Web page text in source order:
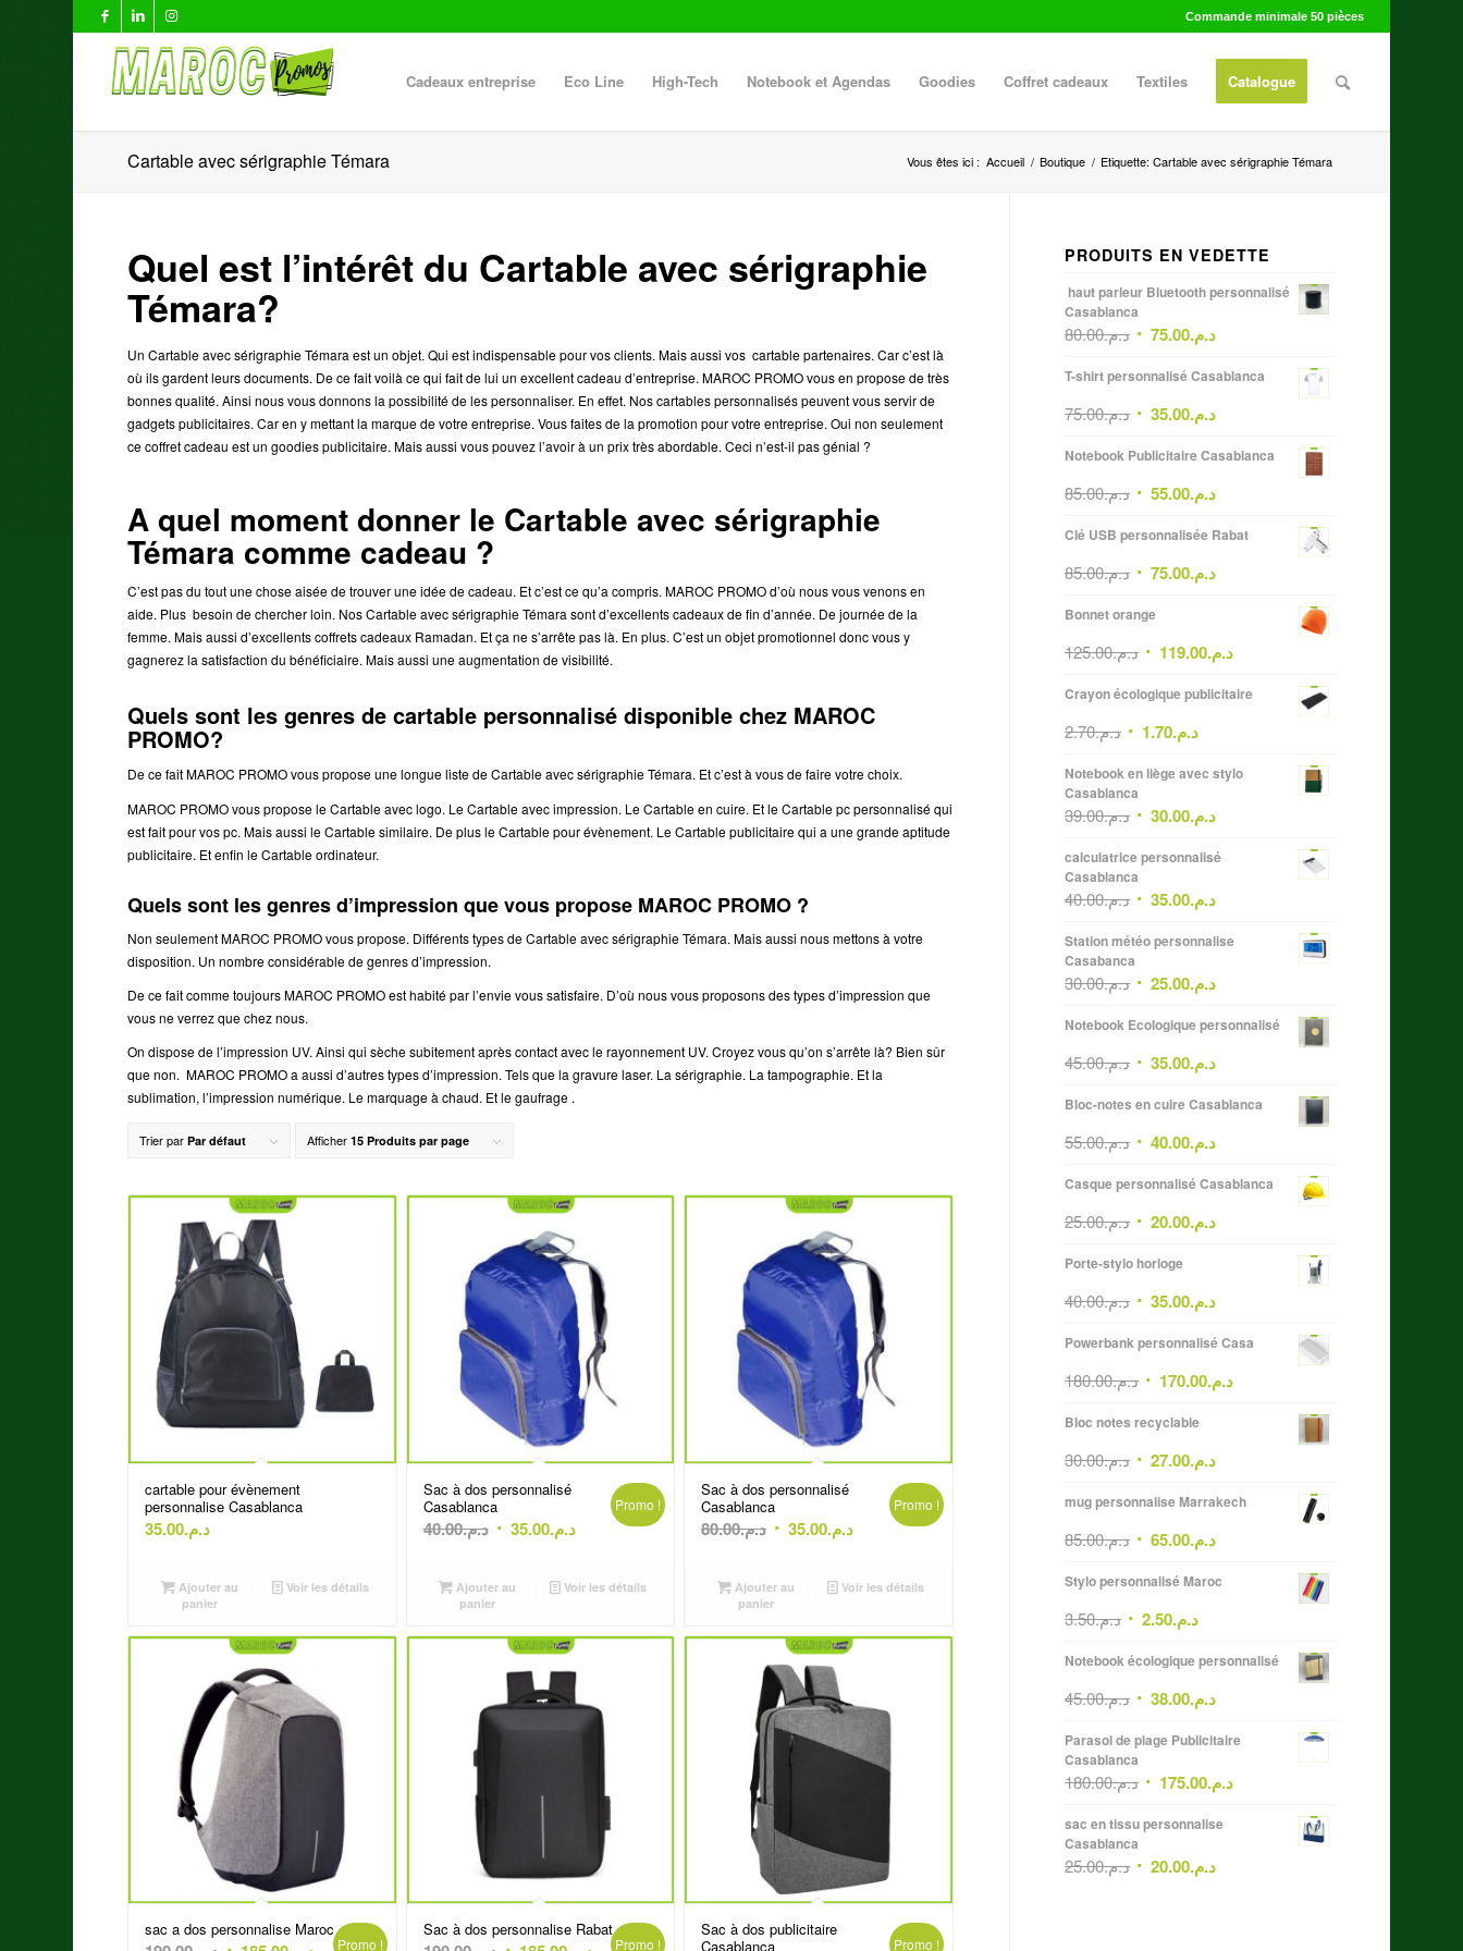
Commande minimale 50 pièces
Cadeaux entreprise Eco Line High-Tech Notebook et Agendas Goodies Coffret cadeaux Textiles Catalogue
Cartable avec sérigraphie Témara Vous êtes ici : Accueil / Boutique / Etiquette: Cartable avec sérigraphie Témara
Quel est l’intérêt du Cartable avec sérigraphie
Témara?
Un Cartable avec sérigraphie Témara est un objet. Qui est indispensable pour vos clients. Mais aussi vos cartable partenaires. Car c’est là
où ils gardent leurs documents. De ce fait voilà ce qui fait de lui un excellent cadeau d’entreprise. MAROC PROMO vous en propose de très
bonnes qualité. Ainsi nous vous donnons la possibilité de les personnaliser. En effet. Nos cartables personnalisés peuvent vous servir de
gadgets publicitaires. Car en y mettant la marque de votre entreprise. Vous faites de la promotion pour votre entreprise. Oui non seulement
ce coffret cadeau est un goodies publicitaire. Mais aussi vous pouvez l’avoir à un prix très abordable. Ceci n’est-il pas génial ?
A quel moment donner le Cartable avec sérigraphie
Témara comme cadeau ?
C’est pas du tout une chose aisée de trouver une idée de cadeau. Et c’est ce qu’a compris. MAROC PROMO d’où nous vous venons en
aide. Plus besoin de chercher loin. Nos Cartable avec sérigraphie Témara sont d’excellents cadeaux de fin d’année. De journée de la
femme. Mais aussi d’excellents coffrets cadeaux Ramadan. Et ça ne s’arrête pas là. En plus. C’est un objet promotionnel donc vous y
gagnerez la satisfaction du bénéficiaire. Mais aussi une augmentation de visibilité.
Quels sont les genres de cartable personnalisé disponible chez MAROC
PROMO?
De ce fait MAROC PROMO vous propose une longue liste de Cartable avec sérigraphie Témara. Et c’est à vous de faire votre choix.
MAROC PROMO vous propose le Cartable avec logo. Le Cartable avec impression. Le Cartable en cuire. Et le Cartable pc personnalisé qui
est fait pour vos pc. Mais aussi le Cartable similaire. De plus le Cartable pour évènement. Le Cartable publicitaire qui a une grande aptitude
publicitaire. Et enfin le Cartable ordinateur.
Quels sont les genres d’impression que vous propose MAROC PROMO ?
Non seulement MAROC PROMO vous propose. Différents types de Cartable avec sérigraphie Témara. Mais aussi nous mettons à votre
disposition. Un nombre considérable de genres d’impression.
De ce fait comme toujours MAROC PROMO est habité par l’envie vous satisfaire. D’où nous vous proposons des types d’impression que
vous ne verrez que chez nous.
On dispose de l’impression UV. Ainsi qui sèche subitement après contact avec le rayonnement UV. Croyez vous qu’on s’arrête là? Bien sûr
que non. MAROC PROMO a aussi d’autres types d’impression. Tels que la gravure laser. La sérigraphie. La tampographie. Et la
sublimation, l’impression numérique. Le marquage à chaud. Et le gaufrage .
Trier parPar défaut Afficher15 Produits par page
cartable pour évènement
personnalise Casablanca
د.م.35.00
Ajouter au
panier
Voir les détails
Sac à dos personnalisé
Casablanca
د.م.40.00
Le
initial
était :
د.م.40.00.
د.م.35.00
Le
actuel
د.م.35.00.
Promo !
Ajouter au
panier
Voir les détails
Sac à dos personnalisé
Casablanca
د.م.80.00
Le
initial
était :
د.م.80.00.
د.م.35.00
Le
actuel
د.م.35.00.
Promo !
Ajouter au
panier
Voir les détails
sac a dos personnalise Maroc
Promo !
Sac à dos personnalise Rabat
Promo !
Sac à dos publicitaire
Casablanca
Promo !
PRODUITS EN VEDETTE
haut parleur Bluetooth personnalisé
Casablanca
د.م.80.00 د.م.75.00
T-shirt personnalisé Casablanca
د.م.75.00 د.م.35.00
Notebook Publicitaire Casablanca
د.م.85.00 د.م.55.00
Clé USB personnalisée Rabat
د.م.85.00 د.م.75.00
Bonnet orange
د.م.125.00 د.م.119.00
Crayon écologique publicitaire
د.م.2.70 د.م.1.70
Notebook en liège avec stylo
Casablanca
د.م.39.00 د.م.30.00
calculatrice personnalisé
Casablanca
د.م.40.00 د.م.35.00
Station météo personnalise
Casabanca
د.م.30.00 د.م.25.00
Notebook Ecologique personnalisé
د.م.45.00 د.م.35.00
Bloc-notes en cuire Casablanca
د.م.55.00 د.م.40.00
Casque personnalisé Casablanca
د.م.25.00 د.م.20.00
Porte-stylo horloge
د.م.40.00 د.م.35.00
Powerbank personnalisé Casa
د.م.180.00 د.م.170.00
Bloc notes recyclable
د.م.30.00 د.م.27.00
mug personnalise Marrakech
د.م.85.00 د.م.65.00
Stylo personnalisé Maroc
د.م.3.50 د.م.2.50
Notebook écologique personnalisé
د.م.45.00 د.م.38.00
Parasol de plage Publicitaire
Casablanca
د.م.180.00 د.م.175.00
sac en tissu personnalise
Casablanca
د.م.25.00 د.م.20.00